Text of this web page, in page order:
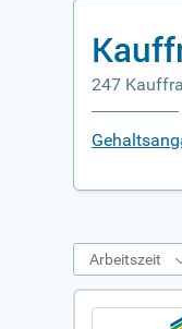
247
Arbeitszeit